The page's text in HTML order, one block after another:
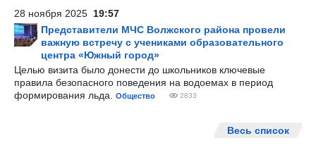
28 ноября 2025 19:57
Представители МЧС Волжского района провели
важную встречу с учениками образовательного
центра «Южный город»
Целью визита было донести до школьников ключевые
правила безопасного поведения на водоемах в период
формирования льда.
Общество 2833
Весь список